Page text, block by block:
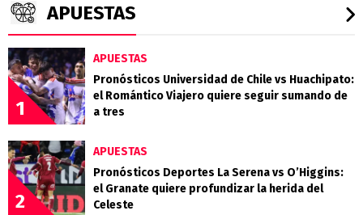
APUESTAS
1
APUESTAS
Pronósticos Universidad de Chile vs Huachipato:
el Romántico Viajero quiere seguir sumando de
a tres
2
APUESTAS
Pronósticos Deportes La Serena vs O’Higgins:
el Granate quiere profundizar la herida del
Celeste